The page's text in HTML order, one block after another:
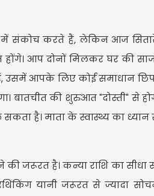
में संकोच करते हैं, लेकिन आज
होंगे। आप दोनों मिलकर घर की
आपके लिए कोई समाधान
बातचीत की शुरुआत "दोस्ती"
सकता है। माता के स्वास्थ्य का
जरूरत है। कन्या राशि का सीधा
यानी जरूरत से ज्यादा